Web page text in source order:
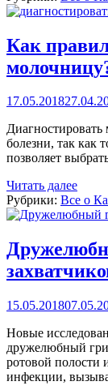
Как
17.05.2018
болезни, так как
позволяет
Читать далее
Рубрики: Все о
15.05.2018
Новые
дружелюбный
ротовой полости
инфекции,